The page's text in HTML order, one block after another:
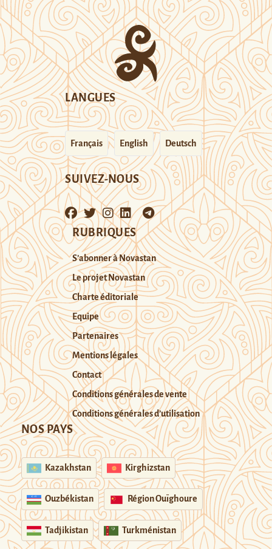
LANGUES
Français English Deutsch
SUIVEZ-NOUS
RUBRIQUES
S’abonner à Novastan
Le projet Novastan
Charte éditoriale
Equipe
Partenaires
Mentions légales
Contact
Conditions générales de vente
Conditions générales d’utilisation
NOS PAYS
Kazakhstan Kirghizstan
Ouzbékistan Région Ouïghoure
Tadjikistan Turkménistan